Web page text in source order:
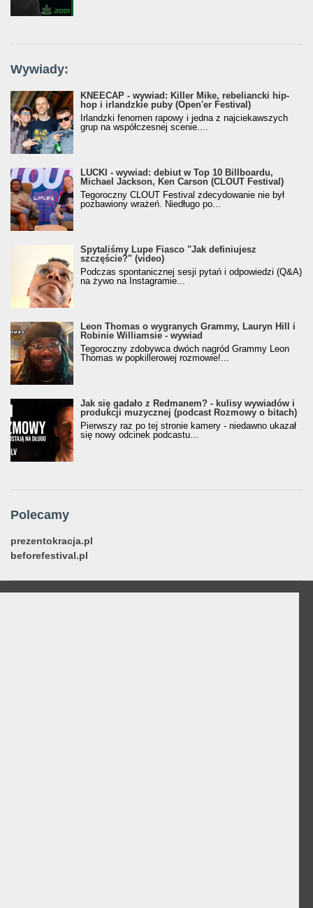
Wywiady:
KNEECAP - wywiad: Killer Mike, rebeliancki hip-
hop i irlandzkie puby (Open'er Festival)
Irlandzki fenomen rapowy i jedna z najciekawszych
grup na współczesnej scenie....
LUCKI - wywiad: debiut w Top 10 Billboardu,
Michael Jackson, Ken Carson (CLOUT Festival)
Tegoroczny CLOUT Festival zdecydowanie nie był
pozbawiony wrażeń. Niedługo po...
Spytaliśmy Lupe Fiasco "Jak definiujesz
szczęście?" (video)
Podczas spontanicznej sesji pytań i odpowiedzi (Q&A)
na żywo na Instagramie...
Leon Thomas o wygranych Grammy, Lauryn Hill i
Robinie Williamsie - wywiad
Tegoroczny zdobywca dwóch nagród Grammy Leon
Thomas w popkillerowej rozmowie!...
Jak się gadało z Redmanem? - kulisy wywiadów i
produkcji muzycznej (podcast Rozmowy o bitach)
Pierwszy raz po tej stronie kamery - niedawno ukazał
się nowy odcinek podcastu...
Polecamy
prezentokracja.pl
beforefestival.pl